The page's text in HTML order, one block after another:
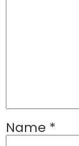
Name *